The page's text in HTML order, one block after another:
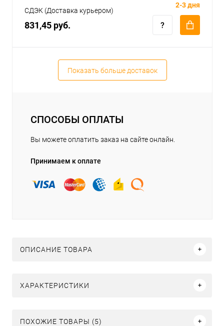
СДЭК (Доставка курьером)
831,45 руб.
2-3 дня
Показать больше доставок
СПОСОБЫ ОПЛАТЫ
Вы можете оплатить заказ на сайте онлайн.
Принимаем к оплате
ОПИСАНИЕ ТОВАРА
ХАРАКТЕРИСТИКИ
ПОХОЖИЕ ТОВАРЫ (5)